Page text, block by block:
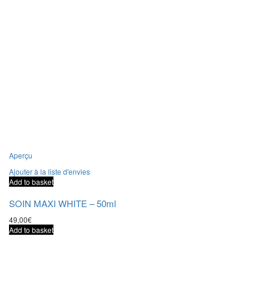
Aperçu
Ajouter à la liste d'envies
Add to basket
SOIN MAXI WHITE – 50ml
49,00€
Add to basket